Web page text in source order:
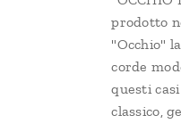
prodotto
"Occhio"
corde
questi
classico,